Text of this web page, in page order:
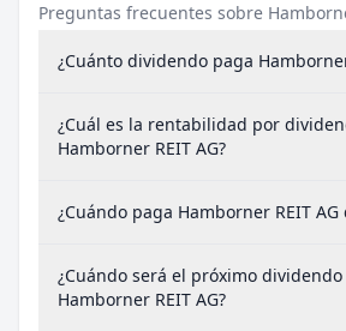
Preguntas frecuentes sobre
¿Cuánto dividendo paga
¿Cuál es la rentabilidad por
Hamborner REIT AG?
¿Cuándo paga Hamborner REIT
¿Cuándo será el próximo
Hamborner REIT AG?